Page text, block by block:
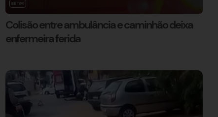
BETIM
Colisão entre ambulância e caminhão deixa
enfermeira ferida